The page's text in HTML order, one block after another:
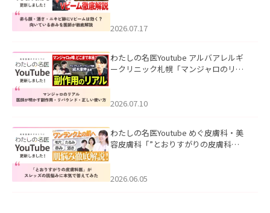
した。
2026.07.17
わたしの名医Youtube アルバアレルギ
ークリニック札幌「マンジャロのリア
た。
2026.07.10
わたしの名医Youtube めぐ皮膚科・美
容皮膚科「”とおりすがりの皮膚科
2026.06.05